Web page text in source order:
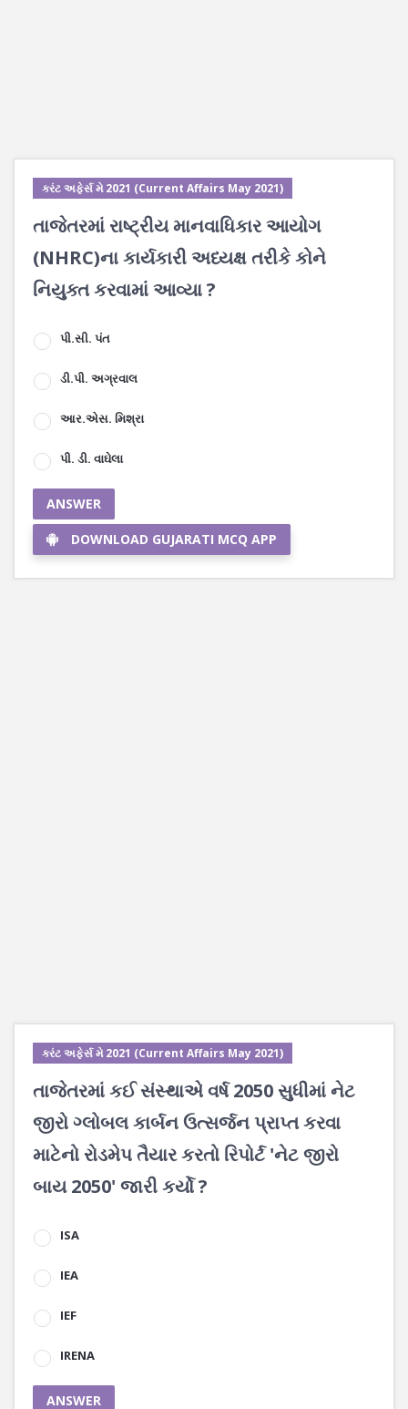
કરંટ અફેર્સ મે 2021 (Current Affairs May 2021)
તાજેતરમાં રાષ્ટ્રીય માનવાધિકાર આયોગ
(NHRC)ના કાર્યકારી અધ્યક્ષ તરીકે કોને
નિયુક્ત કરવામાં આવ્યા ?
પી.સી. પંત
ડી.પી. અગ્રવાલ
આર.એસ. મિશ્રા
પી. ડી. વાઘેલા
ANSWER
DOWNLOAD GUJARATI MCQ APP
કરંટ અફેર્સ મે 2021 (Current Affairs May 2021)
તાજેતરમાં કઈ સંસ્થાએ વર્ષ 2050 સુધીમાં નેટ
જીરો ગ્લોબલ કાર્બન ઉત્સર્જન પ્રાપ્ત કરવા
માટેનો રોડમેપ તૈયાર કરતો રિપોર્ટ 'નેટ જીરો
બાય 2050' જારી કર્યો ?
ISA
IEA
IEF
IRENA
ANSWER